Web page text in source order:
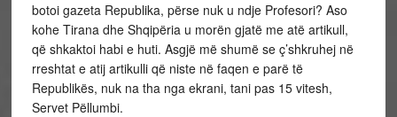
botoi gazeta Republika, përse nuk u ndje Profesori? Aso
kohe Tirana dhe Shqipëria u morën gjatë me atë artikull,
që shkaktoi habi e huti. Asgjë më shumë se ç’shkruhej në
rreshtat e atij artikulli që niste në faqen e parë të
Republikës, nuk na tha nga ekrani, tani pas 15 vitesh,
Servet Pëllumbi.